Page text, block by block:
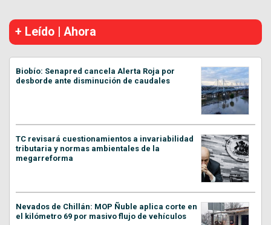
+ Leído | Ahora
Biobío: Senapred cancela Alerta Roja por
desborde ante disminución de caudales
TC revisará cuestionamientos a invariabilidad
tributaria y normas ambientales de la
megarreforma
Nevados de Chillán: MOP Ñuble aplica corte en
el kilómetro 69 por masivo flujo de vehículos